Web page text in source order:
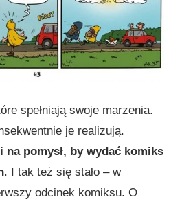
spełniają swoje marzenia.
je realizują.
na pomysł, by wydać komiks
. I tak też się stało – w
odcinek komiksu. O